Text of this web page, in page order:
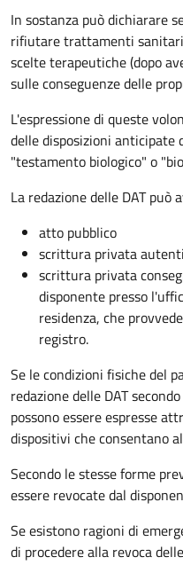
In sostanza può dichiarare
rifiutare trattamenti
scelte terapeutiche (dopo
sulle conseguenze delle
L'espressione di queste
delle disposizioni anticipate
"testamento biologico" o
La redazione delle DAT può
atto pubblico
scrittura privata
scrittura privata
disponente presso
residenza, che
registro.
Se le condizioni fisiche del
redazione delle DAT
possono essere espresse
dispositivi che consentano
Secondo le stesse forme
essere revocate dal
Se esistono ragioni di
di procedere alla revoca